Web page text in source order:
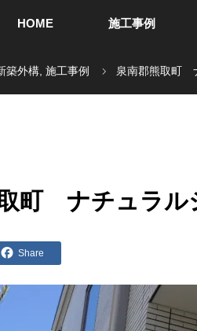
HOME 施工事例
築外構 施工事例 泉南郡熊取町
町 ナチュラル
Share